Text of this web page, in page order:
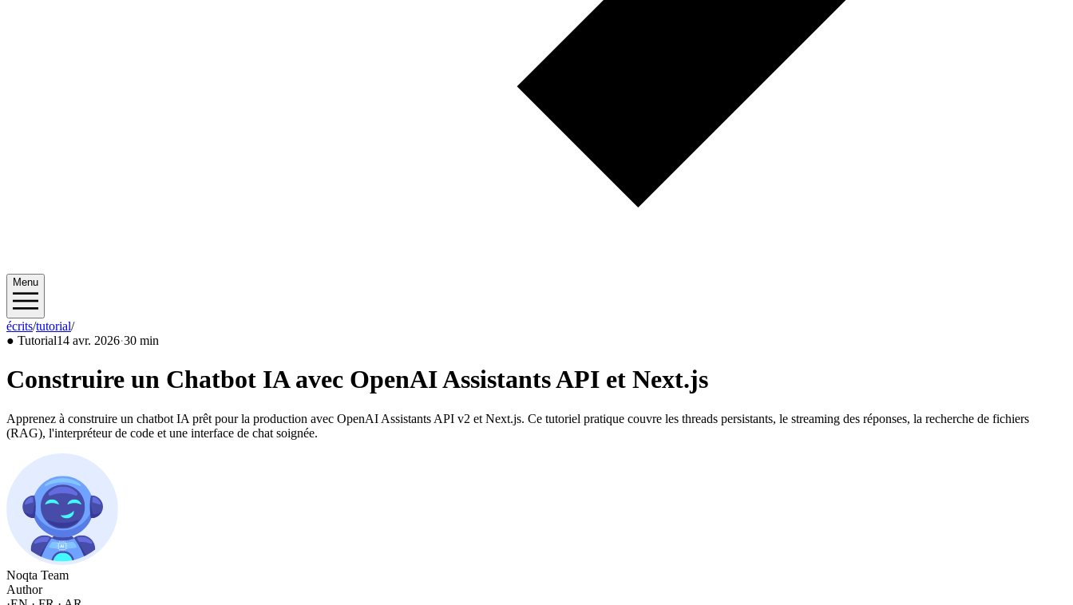
Menu
écrits/tutorial/2026/04
● Tutorial14 avr. 2026·30 min
Construire un Chatbot IA avec OpenAI Assistants API et Next.js
Apprenez à construire un chatbot IA prêt pour la production avec OpenAI Assistants API v2 et Next.js. Ce tutoriel pratique couvre les threads persistants, le streaming des réponses, la recherche de fichiers
(RAG), l'interpréteur de code et une interface de chat soignée.
Noqta Team
Author